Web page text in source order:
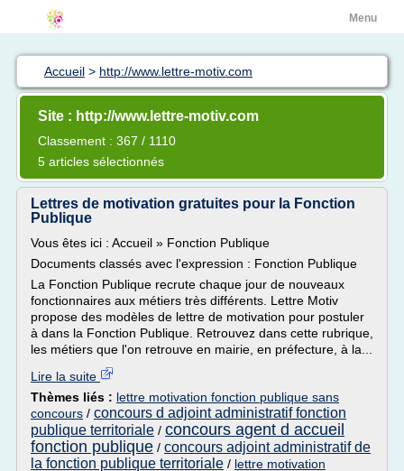
Menu
Accueil > http://www.lettre-motiv.com
Site : http://www.lettre-motiv.com
Classement : 367 / 1110
5 articles sélectionnés
Lettres de motivation gratuites pour la Fonction
Publique
Vous êtes ici : Accueil » Fonction Publique
Documents classés avec l'expression : Fonction Publique
La Fonction Publique recrute chaque jour de nouveaux
fonctionnaires aux métiers très différents. Lettre Motiv
propose des modèles de lettre de motivation pour postuler
à dans la Fonction Publique. Retrouvez dans cette rubrique,
les métiers que l'on retrouve en mairie, en préfecture, à la...
Lire la suite
Thèmes liés : lettre motivation fonction publique sans
concours / concours d adjoint administratif fonction
publique territoriale / concours agent d accueil
fonction publique / concours adjoint administratif de
la fonction publique territoriale / lettre motivation